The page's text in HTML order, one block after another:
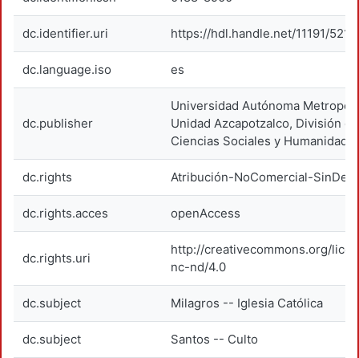
dc.identifier.uri https://hdl.handle.net/11191/5219
dc.language.iso es
dc.publisher
Universidad Autónoma
Unidad Azcapotzalco, División de
Ciencias Sociales y
dc.rights Atribución-NoComercial-
dc.rights.acces openAccess
dc.rights.uri
http://creativecommons.org/
nc-nd/4.0
dc.subject Milagros -- Iglesia Católica
dc.subject Santos -- Culto